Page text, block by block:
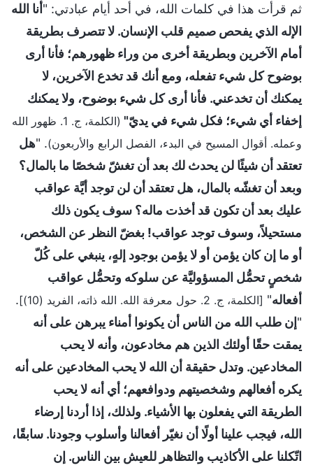
ثم قرأت هذا في كلمات الله، في أحد أيام عبادتي: "أنا الله
الإله الذي يفحص صميم قلب الإنسان. لا تتصرف بطريقة
أمام الآخرين وبطريقة أخرى من وراء ظهورهم؛ فأنا أرى
بوضوح كل شيء تفعله، ومع أنك قد تخدع الآخرين، لا
يمكنك أن تخدعني. فأنا أرى كل شيء بوضوح، ولا يمكنك
إخفاء أي شيء؛ فكل شيء في يديّ"
(الكلمة، ج. 1. ظهور الله
وعمله. أقوال المسيح في البدء، الفصل الرابع والأربعون). "هل
تعتقد أن شيئًا لن يحدث لك بعد أن تغشّ شخصًا ما بالمال؟
وبعد أن تغشّه بالمال، هل تعتقد أن لن توجد أيَّة عواقب
عليك بعد أن تكون قد أخذت ماله؟ سوف يكون ذلك
مستحيلاً، وسوف توجد عواقب! بغضّ النظر عن الشخص،
أو ما إن كان يؤمن أو لا يؤمن بوجود إلهٍ، ينبغي على كُلّ
شخصٍ تحمُّل المسؤوليَّة عن سلوكه وتحمُّل عواقب
أفعاله" [الكلمة، ج. 2. حول معرفة الله. الله ذاته، الفريد (10)]
.
"إن طلب الله من الناس أن يكونوا أمناء يبرهن على أنه
يمقت حقًا أولئك الذين هم مخادعون، وأنه لا يحب
المخادعين. وتدل حقيقة أن الله لا يحب المخادعين على أنه
يكره أفعالهم وشخصيتهم ودوافعهم؛ أي أنه لا يحب
الطريقة التي يفعلون بها الأشياء. ولذلك، إذا أردنا إرضاء
الله، فيجب علينا أولًا أن نغيّر أفعالنا وأسلوب وجودنا. سابقًا،
اتّكلنا على الأكاذيب والتظاهر للعيش بين الناس. إن